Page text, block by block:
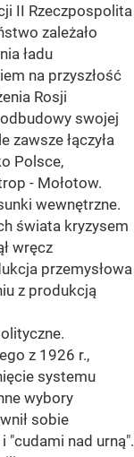
II Rzeczpospolita
zależało
ładu
na przyszłość
Rosji
swojej
zawsze łączyła
Polsce,
- Mołotow.
wewnętrzne.
świata kryzysem
wręcz
przemysłowa
z produkcją
z 1926 r.,
systemu
wybory
sobie
nad urną".